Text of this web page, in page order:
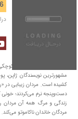
داستان فیلم در جامعه
مشهورترین نویسندگان ژاپن،
کشیده است. مردان زیبایی در
دست‌وپنجه نرم می‌کردند؛ خونی
زندگی و مرگ همه آن مردان
مردگان خاندان ناکاموتو می‌کند.